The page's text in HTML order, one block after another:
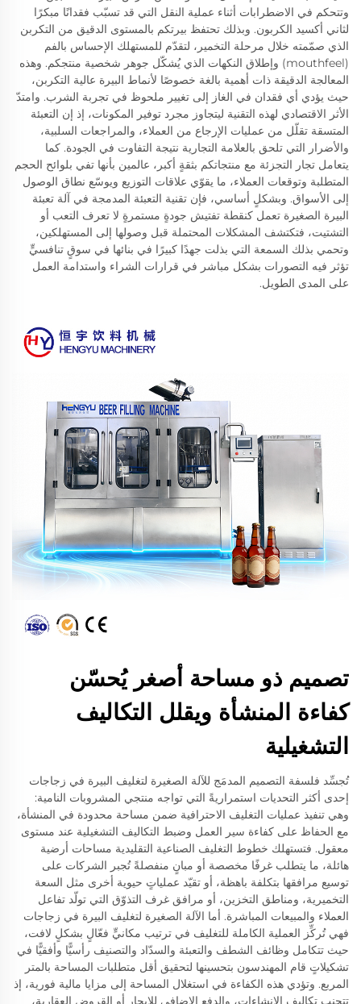
وتتحكم في الاضطرابات أثناء عملية النقل التي قد تسبّب فقدانًا مبكرًا
لثاني أكسيد الكربون. وبذلك تحتفظ بيرتكم بالمستوى الدقيق من التكربن
الذي صمّمته خلال مرحلة التخمير، لتقدّم للمستهلك الإحساس بالفم
(mouthfeel) وإطلاق النكهات الذي يُشكّل جوهر شخصية منتجكم. وهذه
المعالجة الدقيقة ذات أهمية بالغة خصوصًا لأنماط البيرة عالية التكربن،
حيث يؤدي أي فقدان في الغاز إلى تغيير ملحوظ في تجربة الشرب. وامتدّ
الأثر الاقتصادي لهذه التقنية ليتجاوز مجرد توفير المكونات، إذ إن التعبئة
المتسقة تقلّل من عمليات الإرجاع من العملاء، والمراجعات السلبية،
والأضرار التي تلحق بالعلامة التجارية نتيجة التفاوت في الجودة. كما
يتعامل تجار التجزئة مع منتجاتكم بثقةٍ أكبر، عالمين بأنها تفي بلوائح الحجم
المتطلبة وتوقعات العملاء، ما يقوّي علاقات التوزيع ويوسّع نطاق الوصول
إلى الأسواق. وبشكلٍ أساسي، فإن تقنية التعبئة المدمجة في آلة تعبئة
البيرة الصغيرة تعمل كنقطة تفتيش جودةٍ مستمرةٍ لا تعرف التعب أو
التشتيت، فتكتشف المشكلات المحتملة قبل وصولها إلى المستهلكين،
وتحمي بذلك السمعة التي بذلت جهدًا كبيرًا في بنائها في سوقٍ تنافسيٍّ
تؤثر فيه التصورات بشكل مباشر في قرارات الشراء واستدامة العمل
على المدى الطويل.
تصميم ذو مساحة أصغر يُحسّن
كفاءة المنشأة ويقلل التكاليف
التشغيلية
تُجسِّد فلسفة التصميم المدمَج للآلة الصغيرة لتغليف البيرة في زجاجات
إحدى أكثر التحديات استمراريةً التي تواجه منتجي المشروبات النامية:
وهي تنفيذ عمليات التغليف الاحترافية ضمن مساحة محدودة في المنشأة،
مع الحفاظ على كفاءة سير العمل وضبط التكاليف التشغيلية عند مستوى
معقول. فتستهلك خطوط التغليف الصناعية التقليدية مساحات أرضية
هائلة، ما يتطلب غرفًا مخصصة أو مبانٍ منفصلةً تُجبر الشركات على
توسيع مرافقها بتكلفة باهظة، أو تقيّد عملياتٍ حيوية أخرى مثل السعة
التخميرية، ومناطق التخزين، أو مرافق غرف التذوّق التي تولّد تفاعل
العملاء والمبيعات المباشرة. أما الآلة الصغيرة لتغليف البيرة في زجاجات
فهي تُركِّز العملية الكاملة للتغليف في ترتيب مكانيٍّ فعّالٍ بشكلٍ لافت،
حيث تتكامل وظائف الشطف والتعبئة والسدّاد والتصنيف رأسيًّا وأفقيًّا في
تشكيلاتٍ قام المهندسون بتحسينها لتحقيق أقل متطلبات المساحة بالمتر
المربع. وتؤدي هذه الكفاءة في استغلال المساحة إلى مزايا مالية فورية، إذ
تتجنب تكاليف الإنشاءات، والدفع الإضافي للإيجار أو القروض العقارية،